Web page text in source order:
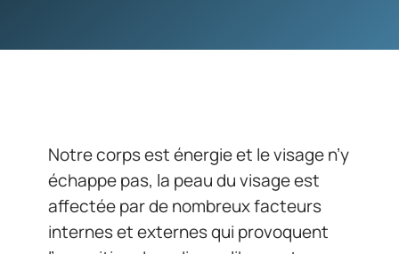
Notre corps est énergie et le visage n’y
échappe pas, la peau du visage est
affectée par de nombreux facteurs
internes et externes qui provoquent